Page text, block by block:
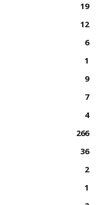
19
12
6
1
9
7
4
266
36
2
1